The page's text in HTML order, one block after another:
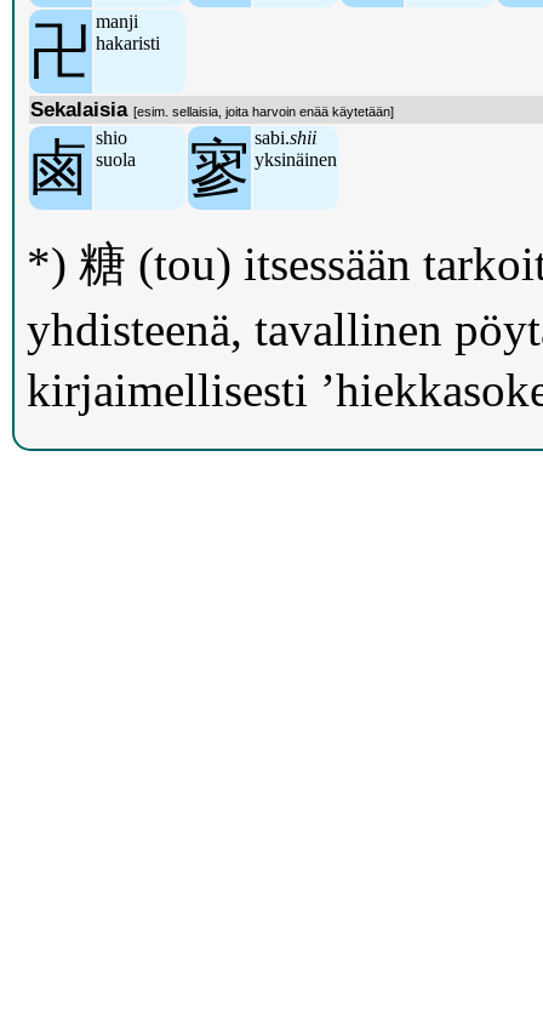
卍 manji
hakaristi
Sekalaisia [esim. sellaisia, joita harvoin enää käytetään]
鹵 shio
suola
寥 sabi.shii
yksinäinen
*) 糖 (tou) itsessään
yhdisteenä, tavallinen
kirjaimellisesti